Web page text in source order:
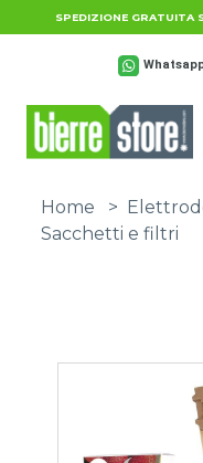
Salta al contenuto
SPEDIZIONE GRATUITA
Home >
Sacchetti e filtri